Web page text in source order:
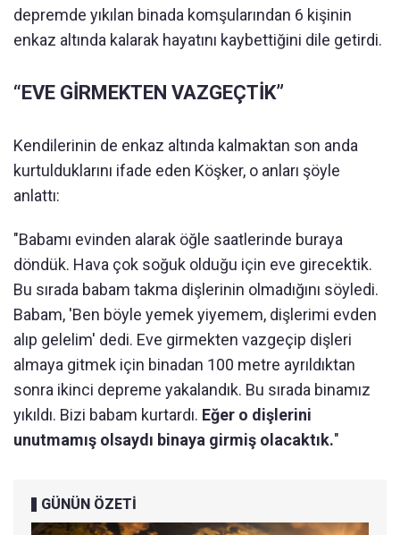
depremde yıkılan binada komşularından 6 kişinin
enkaz altında kalarak hayatını kaybettiğini dile getirdi.
“EVE GİRMEKTEN VAZGEÇTİK”
Kendilerinin de enkaz altında kalmaktan son anda
kurtulduklarını ifade eden Köşker, o anları şöyle
anlattı:
"Babamı evinden alarak öğle saatlerinde buraya
döndük. Hava çok soğuk olduğu için eve girecektik.
Bu sırada babam takma dişlerinin olmadığını söyledi.
Babam, 'Ben böyle yemek yiyemem, dişlerimi evden
alıp gelelim' dedi. Eve girmekten vazgeçip dişleri
almaya gitmek için binadan 100 metre ayrıldıktan
sonra ikinci depreme yakalandık. Bu sırada binamız
yıkıldı. Bizi babam kurtardı. Eğer o dişlerini
unutmamış olsaydı binaya girmiş olacaktık."
GÜNÜN ÖZETİ